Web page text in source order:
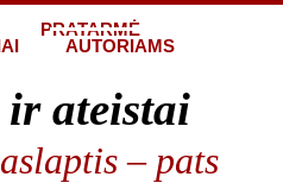
PRATARMĖ
AUTORIAMS
ir ateistai
– pats